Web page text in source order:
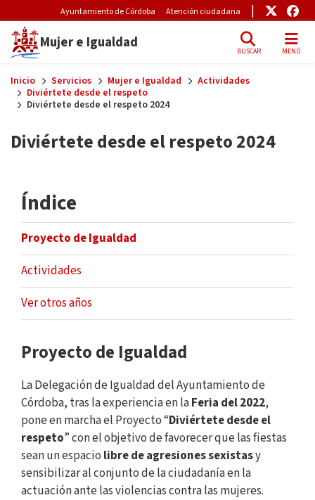
Pre-Header Microsite
Ayuntamiento de Córdoba Atención ciudadana Enlace
Mujer e Igualdad BUSCAR MENÚ
Inicio Servicios Mujer e Igualdad
Actividades
Diviértete desde el respeto
Diviértete desde el respeto 2024
Diviértete desde el respeto 2024
Índice
Proyecto de Igualdad
Actividades
Ver otros años
Proyecto de Igualdad
La Delegación de Igualdad del Ayuntamiento de
Córdoba, tras la experiencia en laFeria del 2022,
pone en marcha el Proyecto “Diviértete desde el
respeto” con el objetivo de favorecer que las fiestas
sean un espacio libre de agresiones sexistasy
sensibilizar al conjunto de la ciudadanía en la
actuación ante las violencias contra las mujeres.